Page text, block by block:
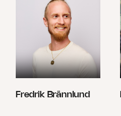
Fredrik Brännlund